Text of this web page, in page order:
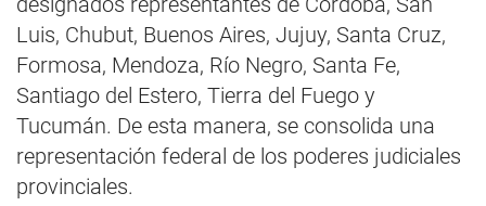
Luis, Chubut, Buenos Aires, Jujuy, Santa Cruz,
Formosa, Mendoza, Río Negro, Santa Fe,
Santiago del Estero, Tierra del Fuego y
Tucumán. De esta manera, se consolida una
representación federal de los poderes judiciales
provinciales.